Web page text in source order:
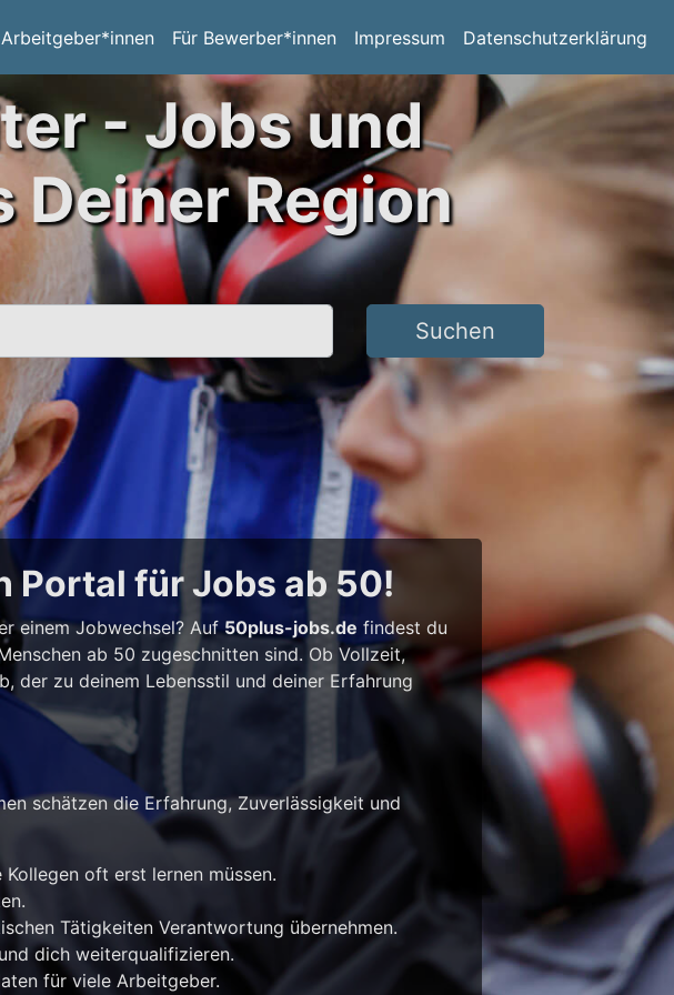
Arbeitgeber*innen Für Bewerber*innen Impressum Datenschutzerklärung
- Jobs und
Deiner Region
Suchen
Portal für Jobs ab 50!
einem Jobwechsel? Auf50plus-jobs.de findest du
ab 50 zugeschnitten sind. Ob Vollzeit,
der zu deinem Lebensstil und deiner Erfahrung
schätzen die Erfahrung, Zuverlässigkeit und
oft erst lernen müssen.
Tätigkeiten Verantwortung übernehmen.
dich weiterqualifizieren.
für viele Arbeitgeber.